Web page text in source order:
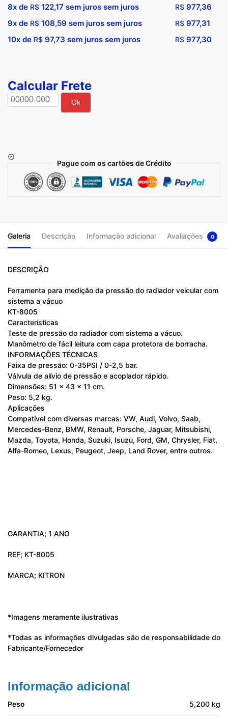
8x de R$ 122,17 sem juros sem juros R$ 977,36
9x de R$ 108,59 sem juros sem juros R$ 977,31
10x de R$ 97,73 sem juros sem juros R$ 977,30
Calcular Frete
Ok
Pague com os cartões de Crédito
Galeria Descrição Informação adicional Avaliações 0
DESCRIÇÃO
Ferramenta para medição da pressão do radiador veicular com
sistema a vácuo
KT-8005
Características
Teste de pressão do radiador com sistema a vácuo.
Manômetro de fácil leitura com capa protetora de borracha.
INFORMAÇÕES TÉCNICAS
Faixa de pressão: 0-35PSI / 0-2,5 bar.
Válvula de alívio de pressão e acoplador rápido.
Dimensões: 51 x 43 x 11 cm.
Peso: 5,2 kg.
Aplicações
Compatível com diversas marcas: VW, Audi, Volvo, Saab,
Mercedes-Benz, BMW, Renault, Porsche, Jaguar, Mitsubishi,
Mazda, Toyota, Honda, Suzuki, Isuzu, Ford, GM, Chrysler, Fiat,
Alfa-Romeo, Lexus, Peugeot, Jeep, Land Rover, entre outros.
GARANTIA; 1 ANO
REF; KT-8005
MARCA; KITRON
*Imagens meramente ilustrativas
*Todas as informações divulgadas são de responsabilidade do
Fabricante/Fornecedor
Informação adicional
Peso 5,200 kg